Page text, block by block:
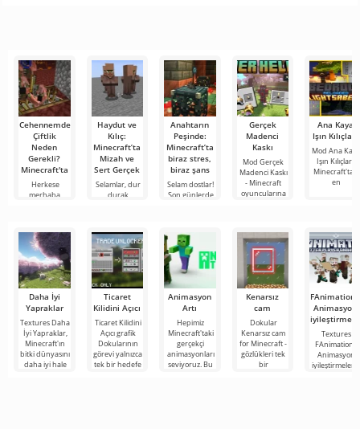
sağlayan
Cehennemde
Çiftlik
Neden
Gerekli?
Minecraft'ta
Herkese
merhaba,
Haydut ve
Kılıç:
Minecraft’ta
Mizah ve
Sert Gerçek
Selamlar, dur
durak
Anahtarın
Peşinde:
Minecraft’ta
biraz stres,
biraz şans
Selam dostlar!
Son günlerde
Gerçek
Madenci
Kaskı
Mod Gerçek
Madenci Kaskı
- Minecraft
oyuncularına
Ana Kaya
Işın Kılıçları
Mod Ana Kaya
Işın Kılıçları,
Minecraft'taki
en
Daha İyi
Yapraklar
Textures Daha
İyi Yapraklar,
Minecraft'ın
bitki dünyasını
daha iyi hale
Ticaret
Kilidini Açıcı
Ticaret Kilidini
Açıcı grafik
Dokularının
görevi yalnızca
tek bir hedefe
Animasyon
Artı
Hepimiz
Minecraft'taki
gerçekçi
animasyonları
seviyoruz. Bu
Kenarsız
cam
Dokular
Kenarsız cam
for Minecraft -
gözlükleri tek
bir
FAnimation -
Animasyon
Textures
FAnimation -
Animasyon
iyileştirmeleri -